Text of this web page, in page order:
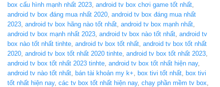
box cấu hình mạnh nhất 2023 android tv box chơi game tốt nhất
android tv box đáng mua nhất 2020 android tv box đáng mua nhất
2023 android tv box hãng nào tốt nhất android tv box mạnh nhất
android tv box mạnh nhất 2023 android tv box nào tốt nhất android tv
box nào tốt nhất tinhte android tv box tốt nhất android tv box tốt nhất
2020 android tv box tốt nhất 2020 tinhte android tv box tốt nhất 2023
android tv box tốt nhất 2023 tinhte android tv box tốt nhất hiện nay,
android tv nào tốt nhất bán tài khoản my k+ box tivi tốt nhất box tivi
tốt nhất hiện nay, các tv box tốt nhất hiện nay, chạy phần mềm tv box